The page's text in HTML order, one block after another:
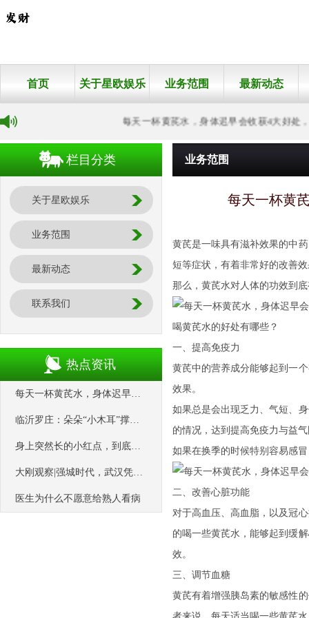
首页 关于星欧娱乐 业务范围 最新动态
每天一杯黄芪水，身体迟早会收获4大好处，
栏目分类
关于星欧娱乐
业务范围
最新动态
联系我们
热点资讯
每天一杯黄芪水，身体迟早会收获4大好处，但需注意这些禁忌！
临沂罗庄：朵朵“小木耳”撑起乡村振兴大产业
身上突然长的小红点，到底是什么东西啊？会癌变吗？
大刚观察|强城时代，武汉凭什么领跑中西部？
医生为什么不愿意给熟人看病
业务范围
每天一杯黄
黄芪是一味具有滋补效果的中
短等症状，有着非常好的改善
那么，黄芪水对人体的功效到
喝黄芪水的好处有哪些？
一、提高免疫力
黄芪中的营养成分能够起到一
效果。
如果总是会出现乏力、气短、
的情况，达到提高免疫力与益
如果在换季的时候特别容易感
二、改善心脏功能
对于高血压、高血脂，以及冠
的喝一些黄芪水，能够起到缓
效。
三、调节血糖
黄芪有着增强胰岛素的敏感性